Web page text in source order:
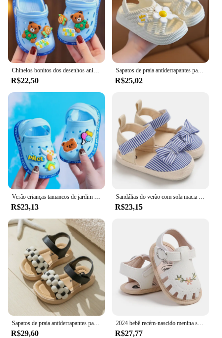
Chinelos bonitos dos desenhos animados das crianças com solas macias, Baby Bags Sapatos perfurados, Home and Baby Sandals
R$22,50
Sapatos de praia antiderrapantes para crianças, sandálias de sola macia, baby sandals, banheiro, casa, meninos, meninas, verão, novo, 2022
R$25,02
Verão crianças tamancos de jardim sapatos meninos e meninas sandália de praia crianças leve respirável bonito dos desenhos animados deslizamento chinelos do bebê
R$23,13
Sandálias do verão com sola macia para o bebê, sapatas confortáveis e leves, sapatas da lona com arco
R$23,15
Sapatos de praia antiderrapantes para crianças, sandálias de sola macia, baby sandals, banheiro, casa, meninos, meninas, verão, novo, 2022
R$29,60
2024 bebê recém-nascido menina sandálias verão bordado lazer confortável leve floral sola macia envoltório toe sandálias para 0-18m
R$27,77